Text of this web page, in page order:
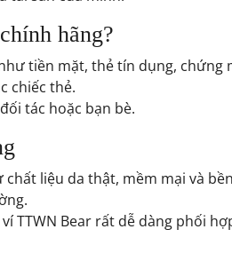
hãng?
tiền mặt, thẻ tín dụng, chứng
chiếc thẻ.
tác hoặc bạn bè.
chất liệu da thật, mềm mại và
TTWN Bear rất dễ dàng phối